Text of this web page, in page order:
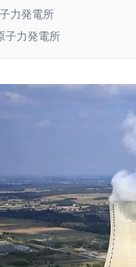
力発電所
子力発電所